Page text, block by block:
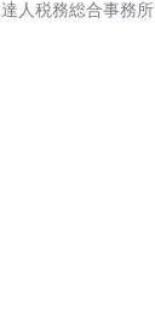
人税務総合事務所